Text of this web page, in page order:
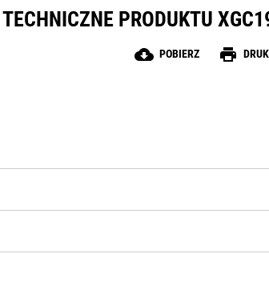
PRODUKTU
cloud_download POBIERZ print